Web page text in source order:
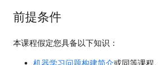
前提条件
本课程假定您具备以下知识：